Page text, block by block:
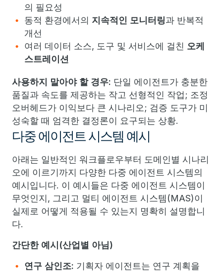
의 필요성
동적 환경에서의 지속적인 모니터링과 반복적
개선
여러 데이터 소스, 도구 및 서비스에 걸친 오케
스트레이션
사용하지 말아야 할 경우: 단일 에이전트가 충분한
품질과 속도를 제공하는 작고 선형적인 작업; 조정
오버헤드가 이익보다 큰 시나리오; 검증 도구가 미
성숙할 때 엄격한 결정론이 요구되는 상황.
다중 에이전트 시스템 예시
아래는 일반적인 워크플로우부터 도메인별 시나리
오에 이르기까지 다양한 다중 에이전트 시스템의
예시입니다. 이 예시들은 다중 에이전트 시스템이
무엇인지, 그리고 멀티 에이전트 시스템(MAS)이
실제로 어떻게 적용될 수 있는지 명확히 설명합니
다.
간단한 예시(산업별 아님)
연구 삼인조: 기획자 에이전트는 연구 계획을